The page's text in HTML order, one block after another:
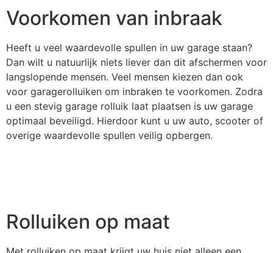
Voorkomen van inbraak
Heeft u veel waardevolle spullen in uw garage staan?
Dan wilt u natuurlijk niets liever dan dit afschermen voor
langslopende mensen. Veel mensen kiezen dan ook
voor garagerolluiken om inbraken te voorkomen. Zodra
u een stevig garage rolluik laat plaatsen is uw garage
optimaal beveiligd. Hierdoor kunt u uw auto, scooter of
overige waardevolle spullen veilig opbergen.
Rolluiken op maat